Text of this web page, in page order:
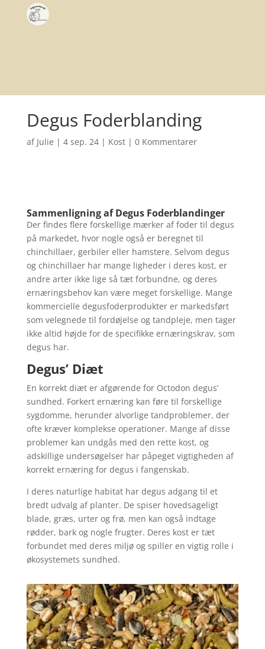
Degus Foderblanding
af Julie | 4 sep. 24| Kost| 0 Kommentarer
Sammenligning af Degus Foderblandinger
Der findes flere forskellige mærker af foder til degus
på markedet, hvor nogle også er beregnet til
chinchillaer, gerbiler eller hamstere. Selvom degus
og chinchillaer har mange ligheder i deres kost, er
andre arter ikke lige så tæt forbundne, og deres
ernæringsbehov kan være meget forskellige. Mange
kommercielle degusfoderprodukter er markedsført
som velegnede til fordøjelse og tandpleje, men tager
ikke altid højde for de specifikke ernæringskrav, som
degus har.
Degus’ Diæt
En korrekt diæt er afgørende for Octodon degus’
sundhed. Forkert ernæring kan føre til forskellige
sygdomme, herunder alvorlige tandproblemer, der
ofte kræver komplekse operationer. Mange af disse
problemer kan undgås med den rette kost, og
adskillige undersøgelser har påpeget vigtigheden af
korrekt ernæring for degus i fangenskab.
I deres naturlige habitat har degus adgang til et
bredt udvalg af planter. De spiser hovedsageligt
blade, græs, urter og frø, men kan også indtage
rødder, bark og nogle frugter. Deres kost er tæt
forbundet med deres miljø og spiller en vigtig rolle i
økosystemets sundhed.